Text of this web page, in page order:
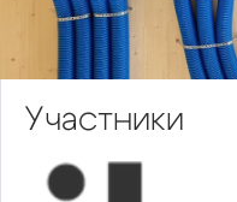
Участники